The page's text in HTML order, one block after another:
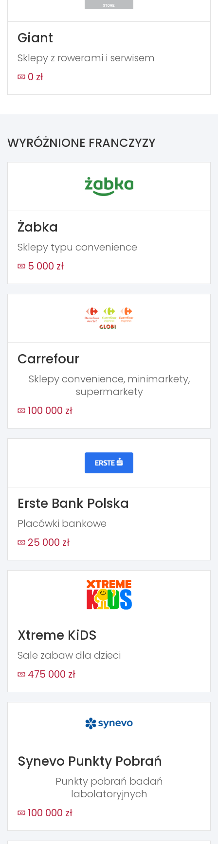
Giant
Sklepy z rowerami i serwisem
0 zł
WYRÓŻNIONE FRANCZYZY
Żabka
Sklepy typu convenience
5 000 zł
Carrefour
Sklepy convenience, minimarkety,
supermarkety
100 000 zł
Erste Bank Polska
Placówki bankowe
25 000 zł
Xtreme KiDS
Sale zabaw dla dzieci
475 000 zł
Synevo Punkty Pobrań
Punkty pobrań badań
labolatoryjnych
100 000 zł